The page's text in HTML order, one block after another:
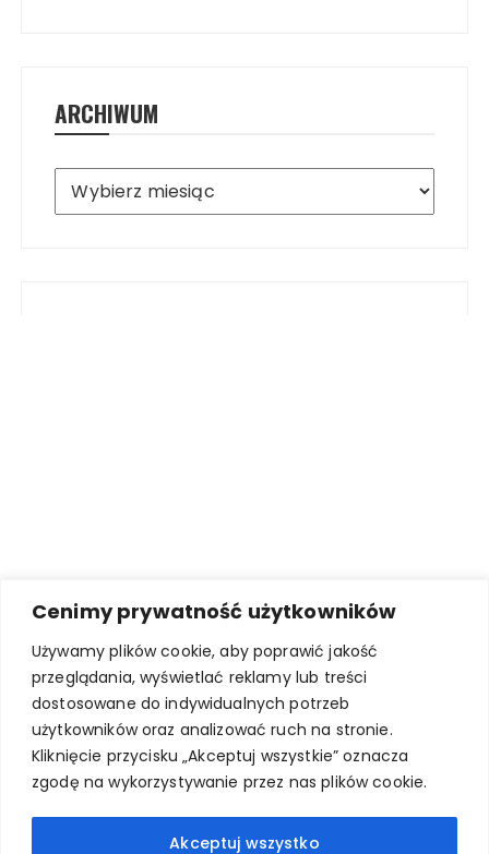
Cenimy prywatność użytkowników
Używamy plików cookie, aby poprawić jakość
przeglądania, wyświetlać reklamy lub treści
dostosowane do indywidualnych potrzeb
użytkowników oraz analizować ruch na stronie.
Kliknięcie przycisku „Akceptuj wszystkie” oznacza
zgodę na wykorzystywanie przez nas plików cookie.
Akceptuj wszystko
ARCHIWUM
Archiwum